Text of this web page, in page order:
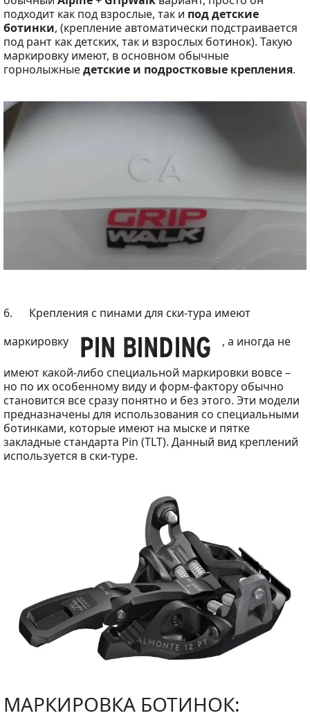
подходит как под взрослые, так и под детские
ботинки, (крепление автоматически подстраивается
под рант как детских, так и взрослых ботинок). Такую
маркировку имеют, в основном обычные
горнолыжныедетские и подростковые крепления.
6. Крепления с пинами для ски-тура имеют
маркировку
, а иногда не
имеют какой-либо специальной маркировки вовсе –
но по их особенному виду и форм-фактору обычно
становится все сразу понятно и без этого. Эти модели
предназначены для использования со специальными
ботинками, которые имеют на мыске и пятке
закладные стандарта Pin (TLT). Данный вид креплений
используется в ски-туре.
МАРКИРОВКА БОТИНОК: